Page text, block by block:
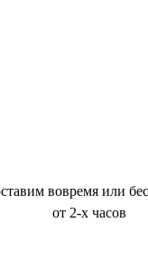
вовремя или
от 2-х часов